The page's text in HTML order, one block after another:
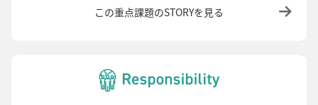
この重点課題のSTORYを見る